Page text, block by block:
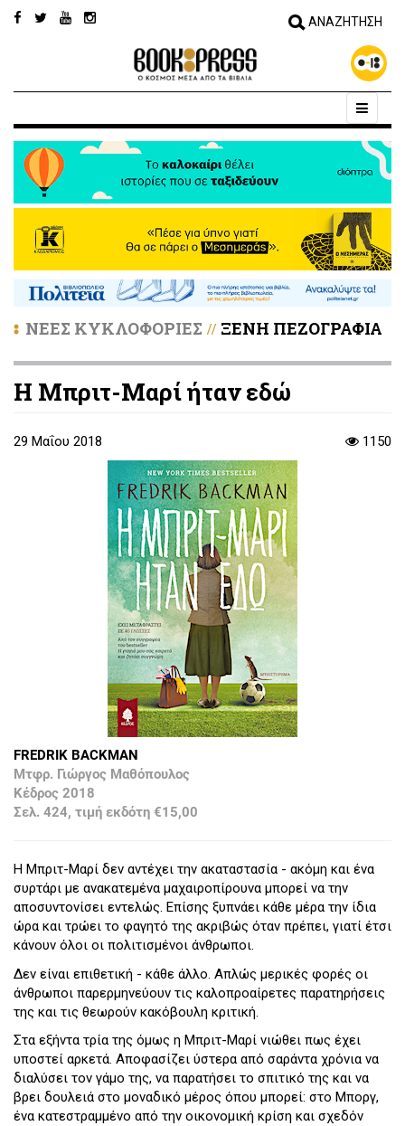
ΝΕΕΣ ΚΥΚΛΟΦΟΡΙΕΣ // ΞΕΝΗ ΠΕΖΟΓΡΑΦΙΑ
Η Μπριτ-Μαρί ήταν εδώ
29 Μαΐου 2018 1150
FREDRIK BACKMAN
Μτφρ. Γιώργος Μαθόπουλος
Κέδρος 2018
Σελ. 424, τιμή εκδότη €15,00
Η Μπριτ-Μαρί δεν αντέχει την ακαταστασία - ακόμη και ένα
συρτάρι με ανακατεμένα μαχαιροπίρουνα μπορεί να την
αποσυντονίσει εντελώς. Επίσης ξυπνάει κάθε μέρα την ίδια
ώρα και τρώει το φαγητό της ακριβώς όταν πρέπει, γιατί έτσι
κάνουν όλοι οι πολιτισμένοι άνθρωποι.
Δεν είναι επιθετική - κάθε άλλο. Απλώς μερικές φορές οι
άνθρωποι παρερμηνεύουν τις καλοπροαίρετες παρατηρήσεις
της και τις θεωρούν κακόβουλη κριτική.
Στα εξήντα τρία της όμως η Μπριτ-Μαρί νιώθει πως έχει
υποστεί αρκετά. Αποφασίζει ύστερα από σαράντα χρόνια να
διαλύσει τον γάμο της, να παρατήσει το σπιτικό της και να
βρει δουλειά στο μοναδικό μέρος όπου μπορεί: στο Μποργ,
ένα κατεστραμμένο από την οικονομική κρίση και σχεδόν